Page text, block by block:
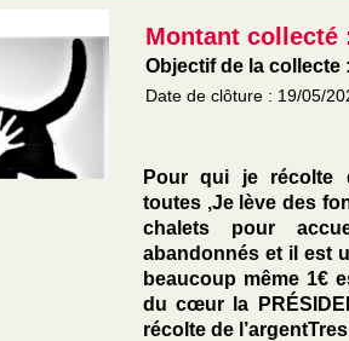
Montant collecté
Objectif de la collecte
Date de clôture : 19/05/
Pour qui je récolte
toutes ,Je lève des
chalets pour
abandonnés et il est
beaucoup même 1€
du cœur la
récolte de